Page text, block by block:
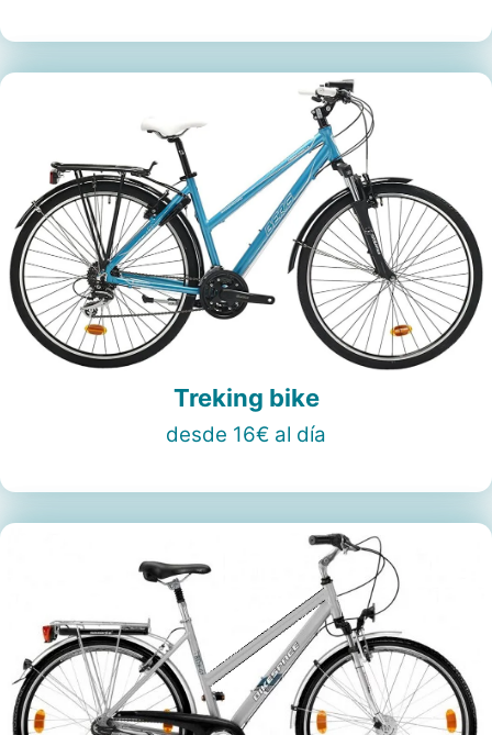
Treking bike
desde 16€ al día